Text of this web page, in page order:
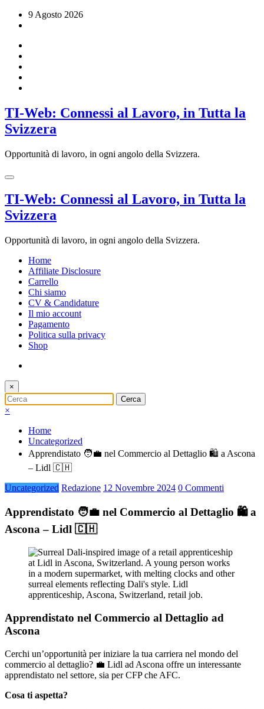
9 Agosto 2026
TI-Web: Connessi al Lavoro, in Tutta la
Svizzera
Opportunità di lavoro, in ogni angolo della Svizzera.
TI-Web: Connessi al Lavoro, in Tutta la
Svizzera
Opportunità di lavoro, in ogni angolo della Svizzera.
Home
Affiliate Disclosure
Carrello
Chi siamo
CV & Candidature
Il mio account
Pagamento
Politica sulla privacy
Shop
×
×
Home
Uncategorized
Apprendistato 🧑‍💼 nel Commercio al Dettaglio 🛍️ a Ascona
– Lidl 🇨🇭
Uncategorized Redazione 12 Novembre 2024 0 Commenti
Apprendistato 🧑‍💼 nel Commercio al Dettaglio 🛍️ a
Ascona – Lidl 🇨🇭
Apprendistato nel Commercio al Dettaglio ad
Ascona
Cerchi un’opportunità per iniziare la tua carriera nel mondo del
commercio al dettaglio? 💼 Lidl ad Ascona offre un interessante
apprendistato nel settore, sia per CFP che AFC.
Cosa ti aspetta?